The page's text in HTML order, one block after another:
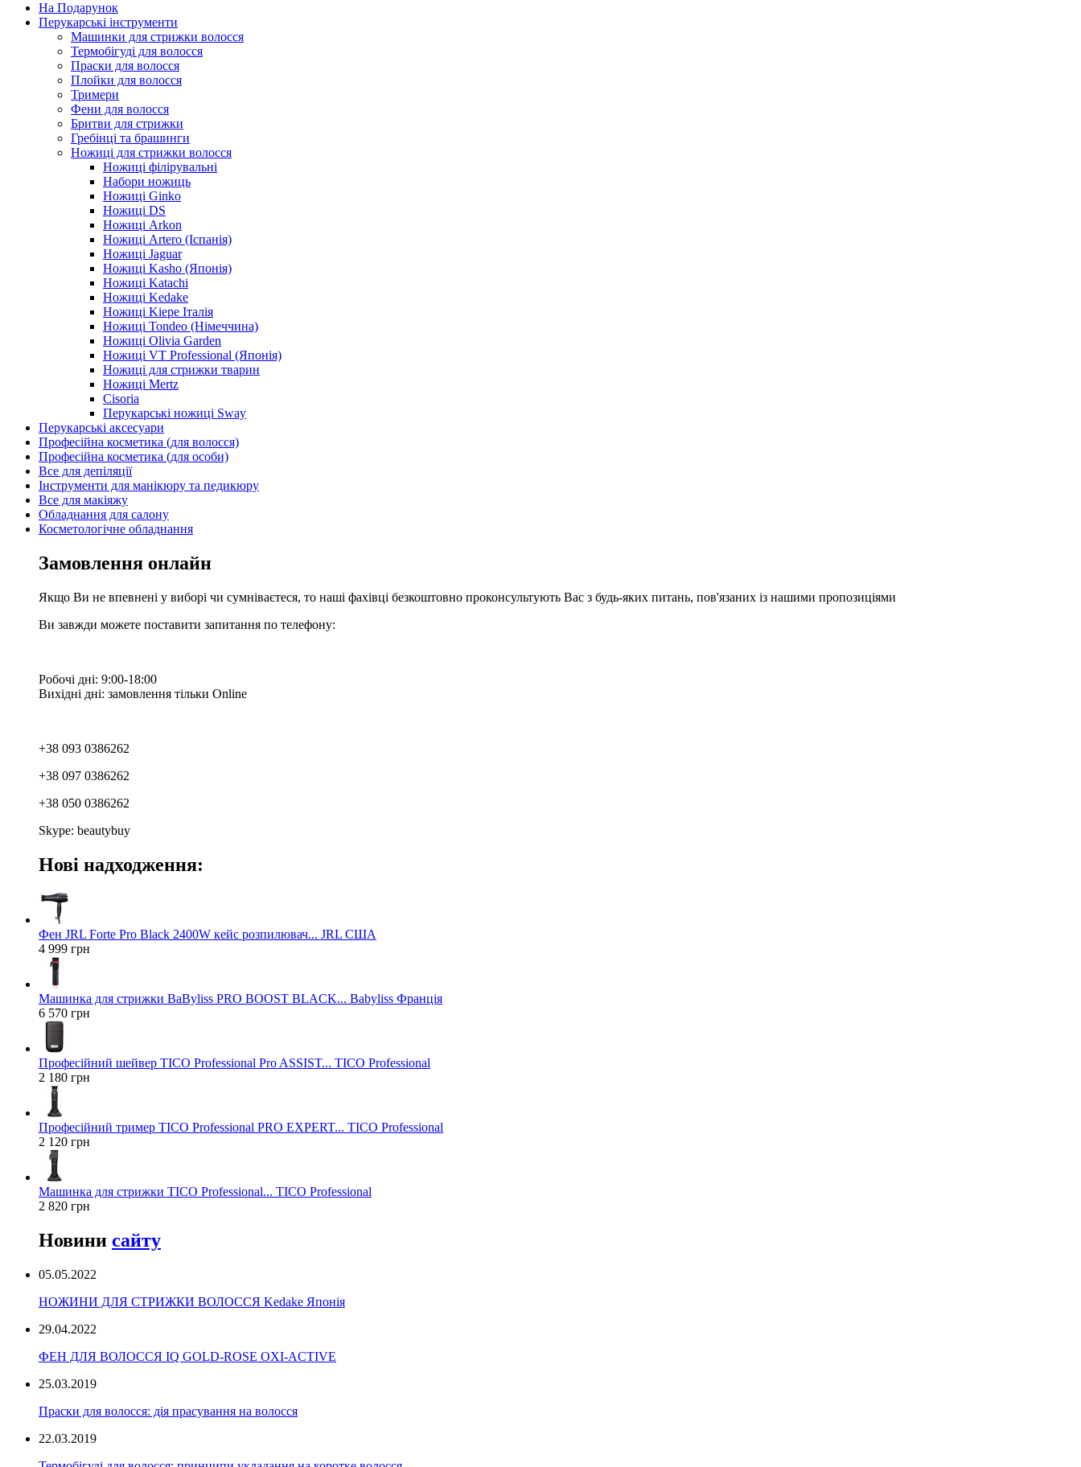
На Подарунок
Перукарські інструменти
Машинки для стрижки волосся
Термобігуді для волосся
Праски для волосся
Плойки для волосся
Тримери
Фени для волосся
Бритви для стрижки
Гребінці та брашинги
Ножиці для стрижки волосся
Ножиці філірувальні
Набори ножиць
Ножиці Ginko
Ножиці DS
Ножиці Arkon
Ножиці Artero (Іспанія)
Ножиці Jaguar
Ножиці Kasho (Японія)
Ножиці Katachi
Ножиці Kedake
Ножиці Kiepe Італія
Ножиці Tondeo (Німеччина)
Ножиці Olivia Garden
Ножиці VT Professional (Японія)
Ножиці для стрижки тварин
Ножиці Mertz
Cisoria
Перукарські ножиці Sway
Перукарські аксесуари
Професійна косметика (для волосся)
Професійна косметика (для особи)
Все для депіляції
Інструменти для манікюру та педикюру
Все для макіяжу
Обладнання для салону
Косметологічне обладнання
Замовлення онлайн
Якщо Ви не впевнені у виборі чи сумніваєтеся, то наші фахівці безкоштовно проконсультують Вас з будь-яких питань, пов'язаних із нашими пропозиціями
Ви завжди можете поставити запитання по телефону:
Робочі дні: 9:00-18:00
Вихідні дні: замовлення тільки Online
+38 093 0386262
+38 097 0386262
+38 050 0386262
Skype: beautybuy
Нові надходження:
Фен JRL Forte Pro Black 2400W кейс розпилювач... JRL США
4 999 грн
Машинка для стрижки BaByliss PRO BOOST BLACK... Babyliss Франція
6 570 грн
Професійний шейвер TICO Professional Pro ASSIST... TICO Professional
2 180 грн
Професійний тример TICO Professional PRO EXPERT... TICO Professional
2 120 грн
Машинка для стрижки TICO Professional... TICO Professional
2 820 грн
Новини сайту
05.05.2022
НОЖИНИ ДЛЯ СТРИЖКИ ВОЛОССЯ Kedake Японія
29.04.2022
ФЕН ДЛЯ ВОЛОССЯ IQ GOLD-ROSE OXI-ACTIVE
25.03.2019
Праски для волосся: дія прасування на волосся
22.03.2019